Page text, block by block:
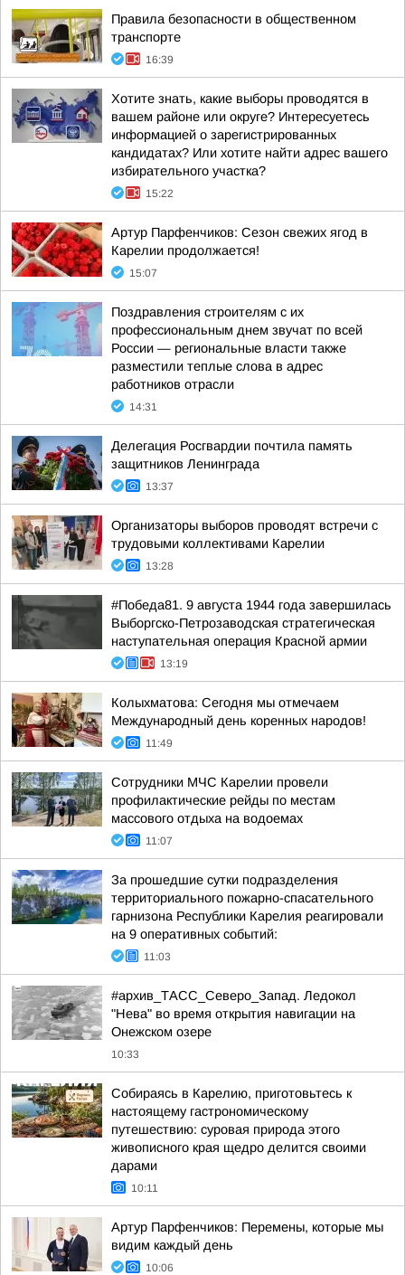
Правила безопасности в общественном
транспорте
16:39
Хотите знать, какие выборы проводятся в
вашем районе или округе? Интересуетесь
информацией о зарегистрированных
кандидатах? Или хотите найти адрес вашего
избирательного участка?
15:22
Артур Парфенчиков: Сезон свежих ягод в
Карелии продолжается!
15:07
Поздравления строителям с их
профессиональным днем звучат по всей
России — региональные власти также
разместили теплые слова в адрес
работников отрасли
14:31
Делегация Росгвардии почтила память
защитников Ленинграда
13:37
Организаторы выборов проводят встречи с
трудовыми коллективами Карелии
13:28
#Победа81. 9 августа 1944 года завершилась
Выборгско-Петрозаводская стратегическая
наступательная операция Красной армии
13:19
Колыхматова: Сегодня мы отмечаем
Международный день коренных народов!
11:49
Сотрудники МЧС Карелии провели
профилактические рейды по местам
массового отдыха на водоемах
11:07
За прошедшие сутки подразделения
территориального пожарно-спасательного
гарнизона Республики Карелия реагировали
на 9 оперативных событий:
11:03
#архив_ТАСС_Северо_Запад. Ледокол
"Нева" во время открытия навигации на
Онежском озере
10:33
Собираясь в Карелию, приготовьтесь к
настоящему гастрономическому
путешествию: суровая природа этого
живописного края щедро делится своими
дарами
10:11
Артур Парфенчиков: Перемены, которые мы
видим каждый день
10:06